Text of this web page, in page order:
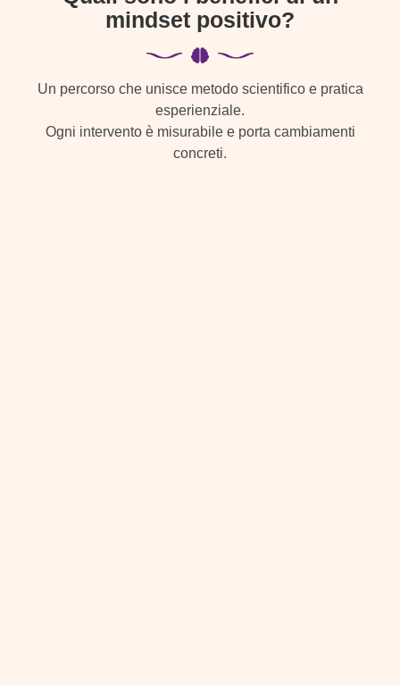
mindset positivo?
Un percorso che unisce metodo scientifico e pratica
esperienziale.
Ogni intervento è misurabile e porta cambiamenti
concreti.